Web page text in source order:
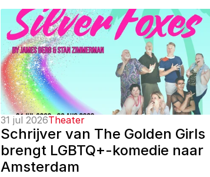
31 jul 2026Theater
Schrijver van The Golden Girls
brengt LGBTQ+-komedie naar
Amsterdam